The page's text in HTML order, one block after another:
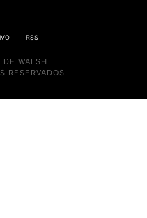
RSS
WALSH
RESERVADOS